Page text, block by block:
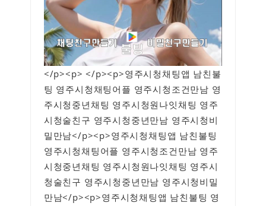
</p><p> </p><p>영주시청채팅앱 남친불
팅 영주시청채팅어플 영주시청조건만남 영
주시청중년채팅 영주시청원나잇채팅 영주
시청술친구 영주시청중년만남 영주시청비
밀만남</p><p>영주시청채팅앱 남친불팅
영주시청채팅어플 영주시청조건만남 영주
시청중년채팅 영주시청원나잇채팅 영주시
청술친구 영주시청중년만남 영주시청비밀
만남</p><p>영주시청채팅앱 남친불팅 영